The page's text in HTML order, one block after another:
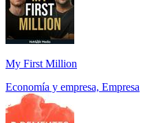
My First Million
Economía y empresa, Empresa